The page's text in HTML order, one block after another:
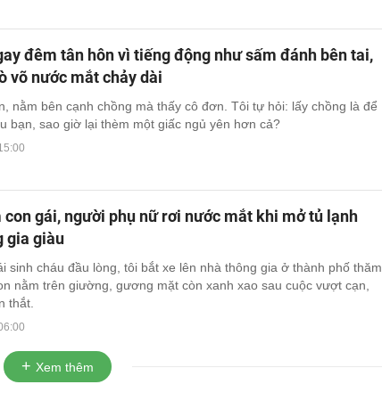
đêm tân hôn vì tiếng động như sấm đánh bên tai,
võ nước mắt chảy dài
nằm bên cạnh chồng mà thấy cô đơn. Tôi tự hỏi: lấy chồng là để
bạn, sao giờ lại thèm một giấc ngủ yên hơn cả?
gái, người phụ nữ rơi nước mắt khi mở tủ lạnh
gia giàu
sinh cháu đầu lòng, tôi bắt xe lên nhà thông gia ở thành phố thăm
nằm trên giường, gương mặt còn xanh xao sau cuộc vượt cạn,
thắt.
Xem thêm